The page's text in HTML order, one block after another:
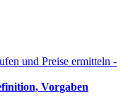
Vorgaben